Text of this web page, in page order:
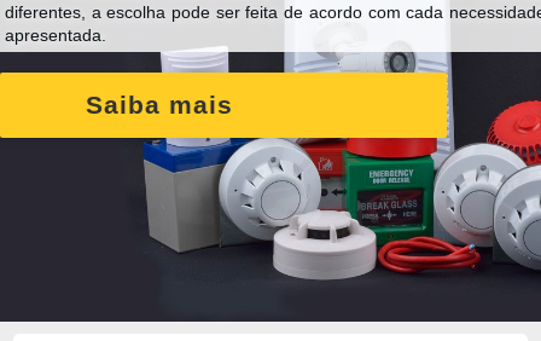
diferentes, a escolha pode ser feita de acordo com cada
apresentada.
Saiba mais